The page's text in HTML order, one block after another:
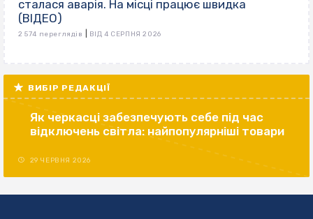
сталася аварія. На місці працює швидка
(ВІДЕО)
2 574 переглядів ВІД 4 СЕРПНЯ 2026
ВИБІР РЕДАКЦІЇ
Як черкасці забезпечують себе під час
відключень світла: найпопулярніші товари
29 ЧЕРВНЯ 2026